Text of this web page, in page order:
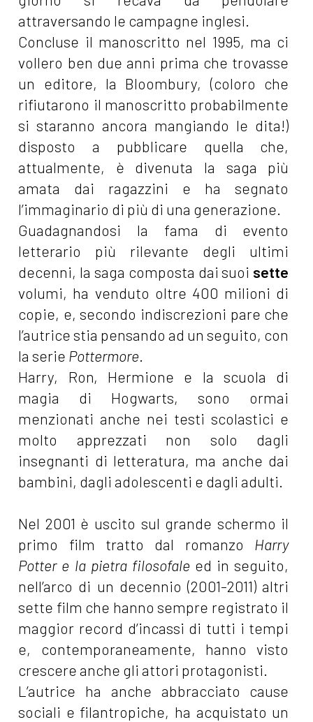
attraversando le campagne inglesi.
Concluse il manoscritto nel 1995, ma ci
vollero ben due anni prima che trovasse
un editore, la Bloombury, (coloro che
rifiutarono il manoscritto probabilmente
si staranno ancora mangiando le dita!)
disposto a pubblicare quella che,
attualmente, è divenuta la saga più
amata dai ragazzini e ha segnato
l’immaginario di più di una generazione.
Guadagnandosi la fama di evento
letterario più rilevante degli ultimi
decenni, la saga composta dai suoi sette
volumi, ha venduto oltre 400 milioni di
copie, e, secondo indiscrezioni pare che
l’autrice stia pensando ad un seguito, con
la serie Pottermore.
Harry, Ron, Hermione e la scuola di
magia di Hogwarts, sono ormai
menzionati anche nei testi scolastici e
molto apprezzati non solo dagli
insegnanti di letteratura, ma anche dai
bambini, dagli adolescenti e dagli adulti.
Nel 2001 è uscito sul grande schermo il
primo film tratto dal romanzo Harry
Potter e la pietra filosofale ed in seguito,
nell’arco di un decennio (2001-2011) altri
sette film che hanno sempre registrato il
maggior record d’incassi di tutti i tempi
e, contemporaneamente, hanno visto
crescere anche gli attori protagonisti.
L’autrice ha anche abbracciato cause
sociali e filantropiche, ha acquistato un